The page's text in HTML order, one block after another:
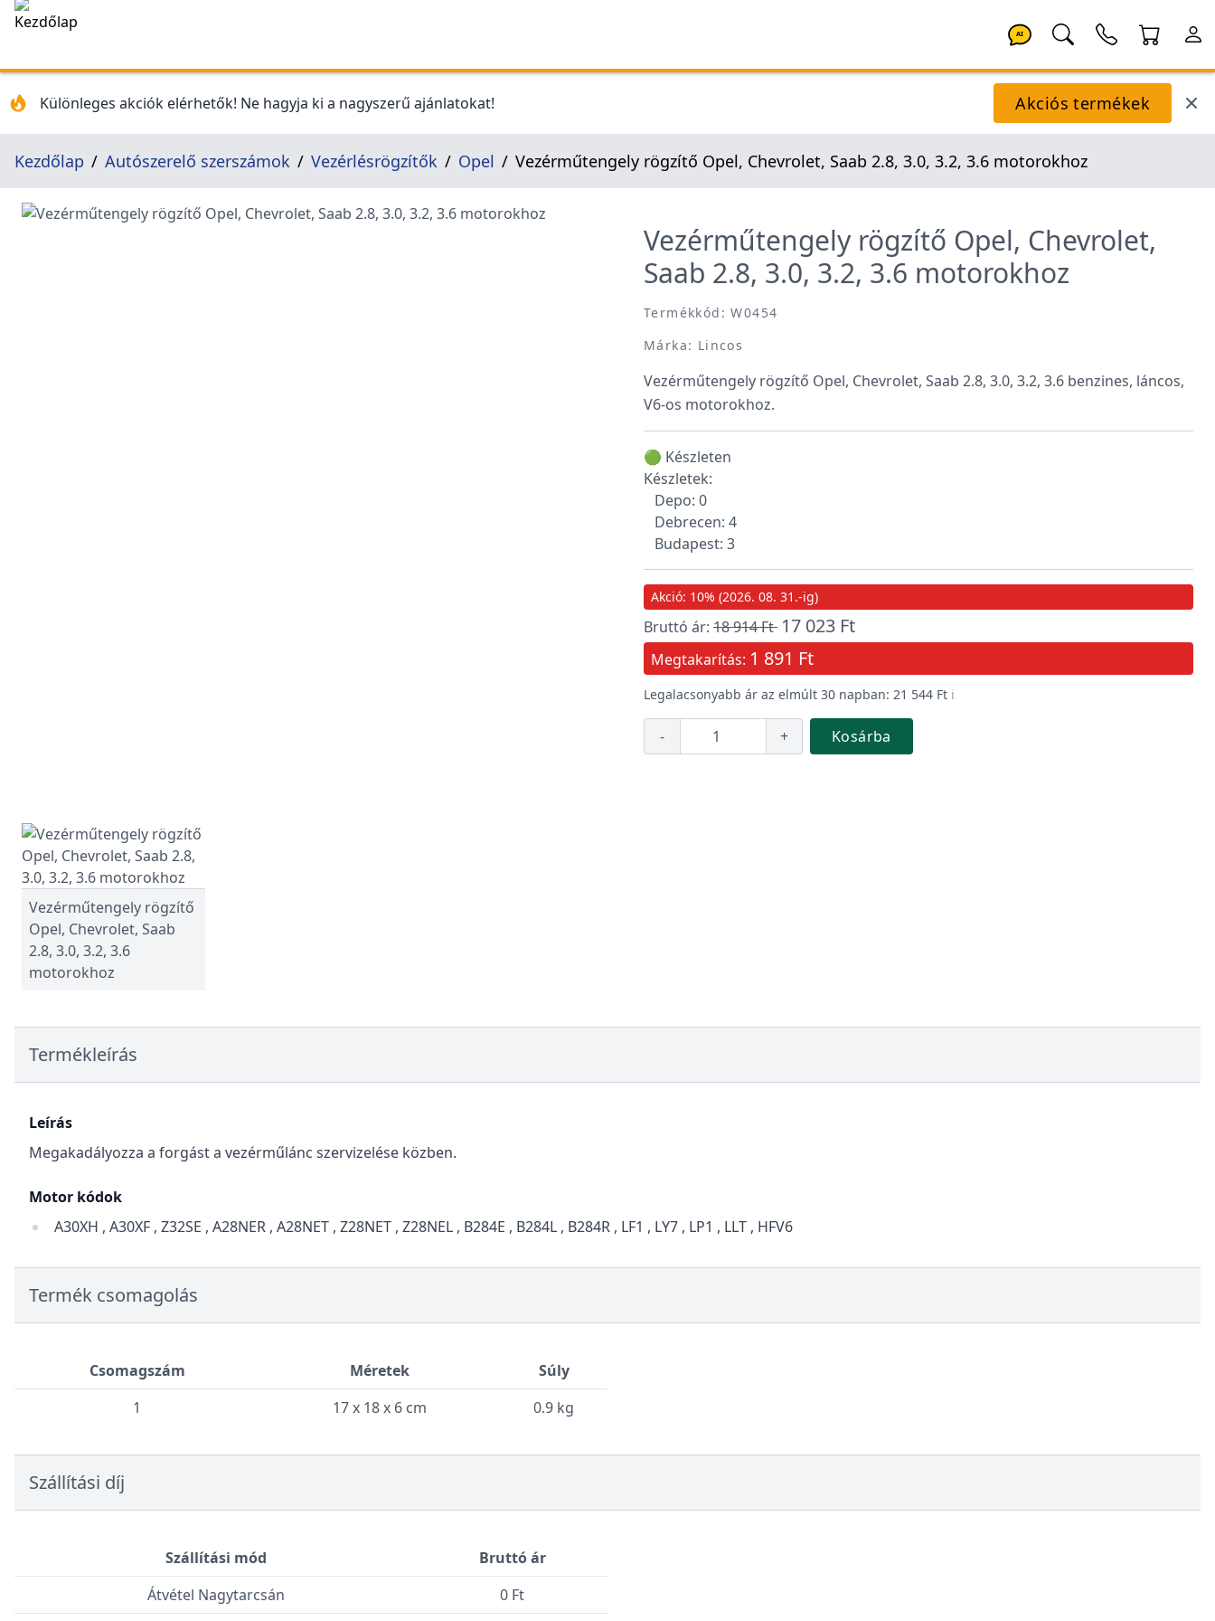
AI
Különleges akciók elérhetők! Ne hagyja ki a nagyszerű ajánlatokat! Akciós termékek
Kezdőlap Autószerelő szerszámok Vezérlésrögzítők Opel Vezérműtengely rögzítő Opel, Chevrolet, Saab 2.8, 3.0, 3.2, 3.6 motorokhoz
Vezérműtengely rögzítő Opel, Chevrolet,
Saab 2.8, 3.0, 3.2, 3.6 motorokhoz
Termékkód: W0454
Márka: Lincos
Vezérműtengely rögzítő Opel, Chevrolet, Saab 2.8, 3.0, 3.2, 3.6 benzines, láncos,
V6-os motorokhoz.
🟢 Készleten
Készletek:
Depo: 0
Debrecen: 4
Budapest: 3
Akció: 10% (2026. 08. 31.-ig)
Bruttó ár: 18 914 Ft 17 023 Ft
Megtakarítás: 1 891 Ft
Legalacsonyabb ár az elmúlt 30 napban: 21 544 Ft ℹ️
- + Kosárba
Vezérműtengely rögzítő
Opel, Chevrolet, Saab
2.8, 3.0, 3.2, 3.6
motorokhoz
Termékleírás
Leírás
Megakadályozza a forgást a vezérműlánc szervizelése közben.
Motor kódok
A30XH , A30XF , Z32SE , A28NER , A28NET , Z28NET , Z28NEL , B284E , B284L , B284R , LF1 , LY7 , LP1 , LLT , HFV6
Termék csomagolás
Csomagszám Méretek
Súly
1
17 x 18 x 6 cm 0.9 kg
Szállítási díj
Szállítási mód
Bruttó ár
Átvétel Nagytarcsán
0 Ft